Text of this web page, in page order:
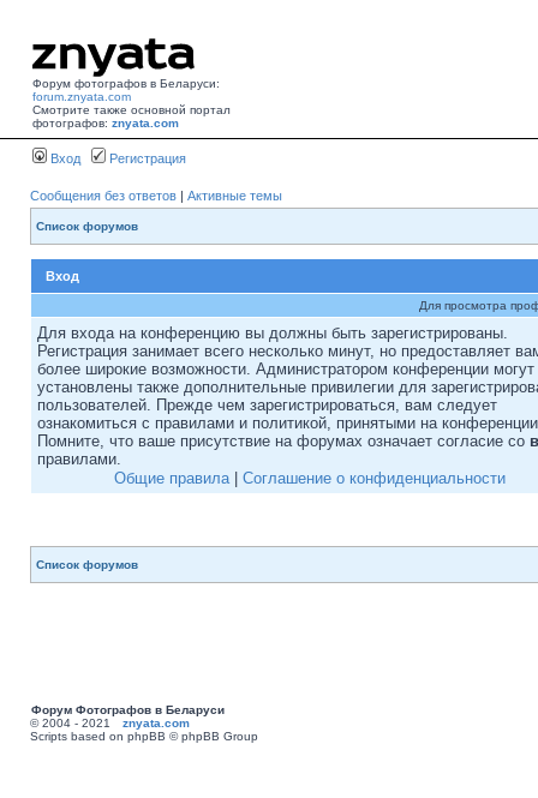
Форум фотографов в Беларуси:
forum.znyata.com
Смотрите также основной портал
фотографов: znyata.com
Вход Регистрация
Сообщения без ответов | Активные темы
Список форумов
Вход
Для просмотра
Для входа на конференцию вы должны быть зарегистрированы.
Регистрация занимает всего несколько минут, но предоставляет
более широкие возможности. Администратором конференции
установлены также дополнительные привилегии для
пользователей. Прежде чем зарегистрироваться, вам следует
ознакомиться с правилами и политикой, принятыми на
Помните, что ваше присутствие на форумах означает согласие со
правилами.
Общие правила| Соглашение о конфиденциальности
Список форумов
Форум Фотографов в Беларуси
© 2004 - 2021 znyata.com
Scripts based on phpBB © phpBB Group